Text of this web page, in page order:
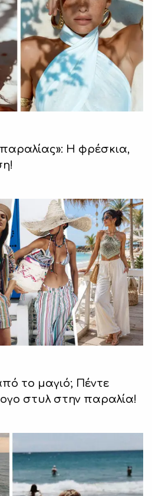
Η φρέσκια,
το μαγιό; Πέντε
στυλ στην παραλία!